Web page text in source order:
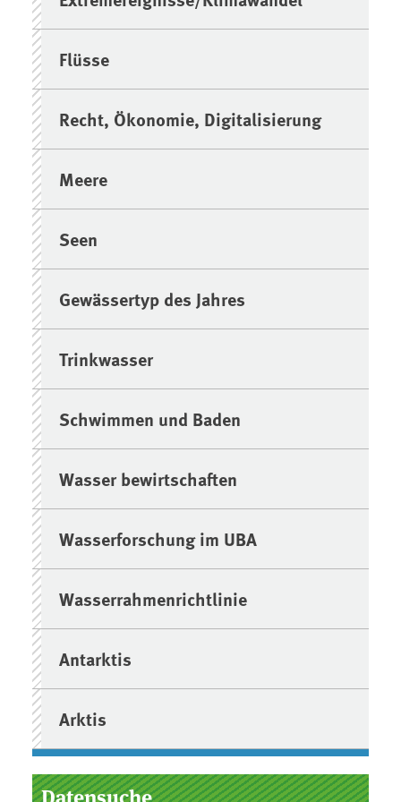
Flüsse
Recht, Ökonomie, Digitalisierung
Meere
Seen
Gewässertyp des Jahres
Trinkwasser
Schwimmen und Baden
Wasser bewirtschaften
Wasserforschung im UBA
Wasserrahmenrichtlinie
Antarktis
Arktis
Datensuche